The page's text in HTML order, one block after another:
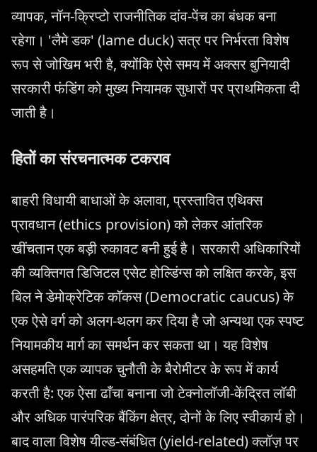
व्यापक, नॉन-क्रिप्टो राजनीतिक दांव-पेंच का बंधक बना
रहेगा। 'लैमे डक' (lame duck) सत्र पर निर्भरता विशेष
रूप से जोखिम भरी है, क्योंकि ऐसे समय में अक्सर बुनियादी
सरकारी फंडिंग को मुख्य नियामक सुधारों पर प्राथमिकता दी
जाती है।
हितों का संरचनात्मक टकराव
बाहरी विधायी बाधाओं के अलावा, प्रस्तावित एथिक्स
प्रावधान (ethics provision) को लेकर आंतरिक
खींचतान एक बड़ी रुकावट बनी हुई है। सरकारी अधिकारियों
की व्यक्तिगत डिजिटल एसेट होल्डिंग्स को लक्षित करके, इस
बिल ने डेमोक्रेटिक कॉकस (Democratic caucus) के
एक ऐसे वर्ग को अलग-थलग कर दिया है जो अन्यथा एक स्पष्ट
नियामकीय मार्ग का समर्थन कर सकता था। यह विशेष
असहमति एक व्यापक चुनौती के बैरोमीटर के रूप में कार्य
करती है: एक ऐसा ढाँचा बनाना जो टेक्नोलॉजी-केंद्रित लॉबी
और अधिक पारंपरिक बैंकिंग क्षेत्र, दोनों के लिए स्वीकार्य हो।
बाद वाला विशेष यील्ड-संबंधित (yield-related) क्लॉज़ पर